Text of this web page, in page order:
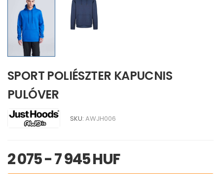
SPORT POLIÉSZTER KAPUCNIS
PULÓVER
SKU: AWJH006
2 075 - 7 945 HUF